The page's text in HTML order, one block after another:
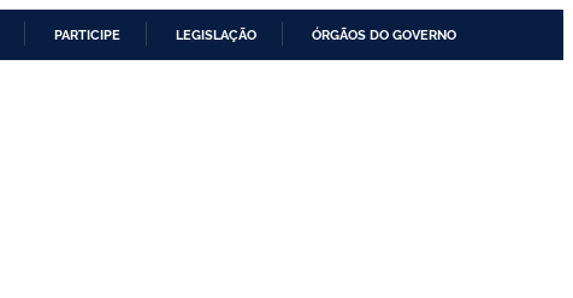
PARTICIPE LEGISLAÇÃO ÓRGÃOS DO GOVERNO